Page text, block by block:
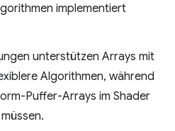
implementiert
unterstützen Arrays mit
Algorithmen, während
Puffer-Arrays im Shader